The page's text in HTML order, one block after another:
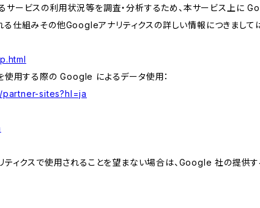
るサービスの利用状況等を調査・分析するため、本サービス上
仕組みその他Googleアナリティクスの詳しい情報につきましては
用する際の Google によるデータ使用：
sites?hl=ja
ィクスで使用されることを望まない場合は、Google 社の提供す